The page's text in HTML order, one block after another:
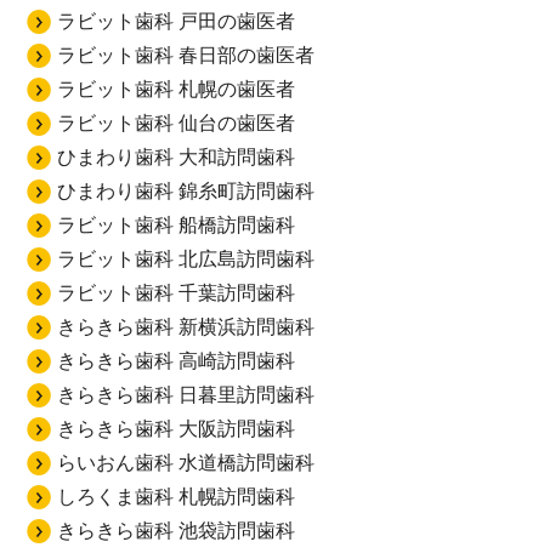
ラビット歯科 戸田の歯医者
ラビット歯科 春日部の歯医者
ラビット歯科 札幌の歯医者
ラビット歯科 仙台の歯医者
ひまわり歯科 大和訪問歯科
ひまわり歯科 錦糸町訪問歯科
ラビット歯科 船橋訪問歯科
ラビット歯科 北広島訪問歯科
ラビット歯科 千葉訪問歯科
きらきら歯科 新横浜訪問歯科
きらきら歯科 高崎訪問歯科
きらきら歯科 日暮里訪問歯科
きらきら歯科 大阪訪問歯科
らいおん歯科 水道橋訪問歯科
しろくま歯科 札幌訪問歯科
きらきら歯科 池袋訪問歯科